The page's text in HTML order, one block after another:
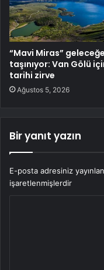
“Mavi Miras” geleceğe
taşınıyor: Van Gölü
tarihi zirve
Ağustos 5, 2026
Bir yanıt yazın
E-posta adresiniz
işaretlenmişlerdir